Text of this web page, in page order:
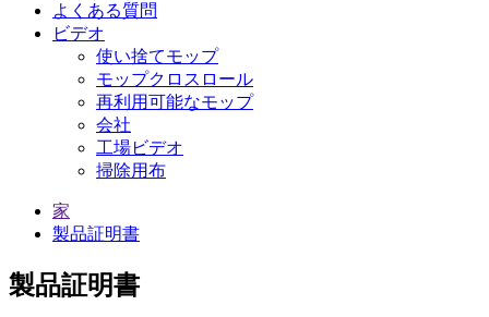
よくある質問
ビデオ
使い捨てモップ
モップクロスロール
再利用可能なモップ
会社
工場ビデオ
掃除用布
家
製品証明書
製品証明書